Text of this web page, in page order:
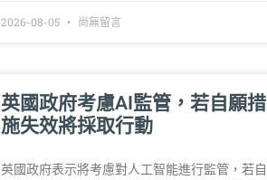
2026-08-05 尚無留言
英國政府考慮AI監管，若自願措
施失效將採取行動
英國政府表示將考慮對人工智能進行監管，若自